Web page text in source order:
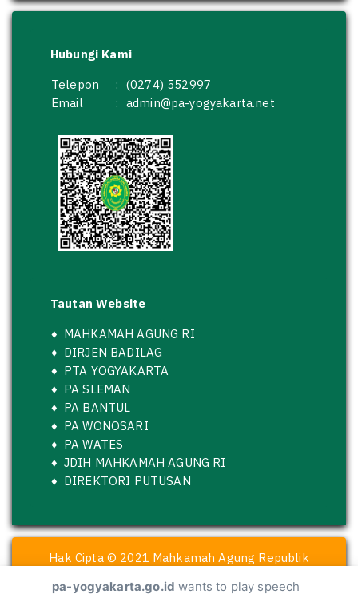
Hubungi Kami
Telepon
: (0274) 552997
Email
: admin@pa-yogyakarta.net
Tautan Website
♦ MAHKAMAH AGUNG RI
♦ DIRJEN BADILAG
♦ PTA YOGYAKARTA
♦ PA SLEMAN
♦ PA BANTUL
♦ PA WONOSARI
♦ PA WATES
♦ JDIH MAHKAMAH AGUNG RI
♦ DIREKTORI PUTUSAN
Hak Cipta © 2021 Mahkamah Agung Republik
dikembangkan oleh Pengadilan Agama Yogyakarta
pa-yogyakarta.go.id wants to play speech